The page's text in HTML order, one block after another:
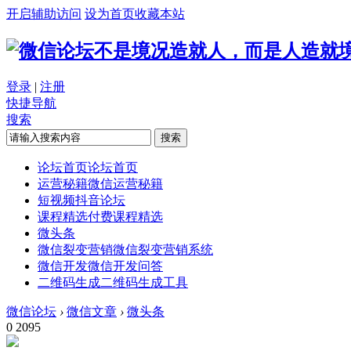
开启辅助访问 设为首页收藏本站
不是境况造就人，而是人造就
登录 | 注册
快捷导航
搜索
搜索
论坛首页论坛首页
运营秘籍微信运营秘籍
短视频抖音论坛
课程精选付费课程精选
微头条
微信裂变营销微信裂变营销系统
微信开发微信开发问答
二维码生成二维码生成工具
微信论坛 › 微信文章 › 微头条
0 2095